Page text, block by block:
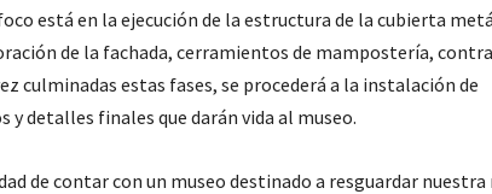
está en la ejecución de la estructura de la cubierta
de la fachada, cerramientos de mampostería,
culminadas estas fases, se procederá a la instalación de
detalles finales que darán vida al museo.
de contar con un museo destinado a resguardar